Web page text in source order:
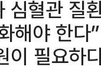
혈관 질
해야 한
이 필요하